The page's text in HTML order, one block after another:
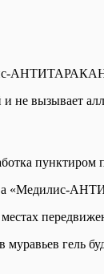
не вызывает
пунктиром
«Медилис-
гель